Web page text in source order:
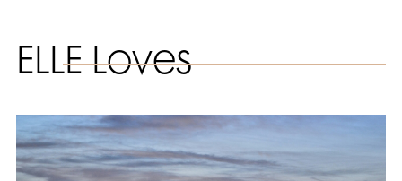
ELLE Loves